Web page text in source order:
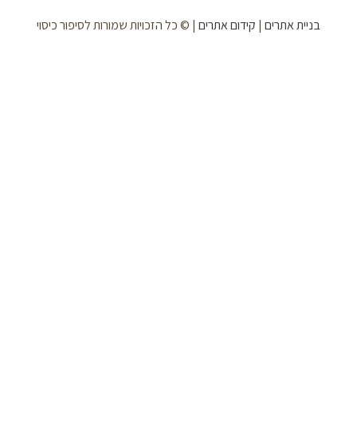
בניית אתרים|קידום אתרים| © כל הזכויות שמורות לסיפור כיסוי